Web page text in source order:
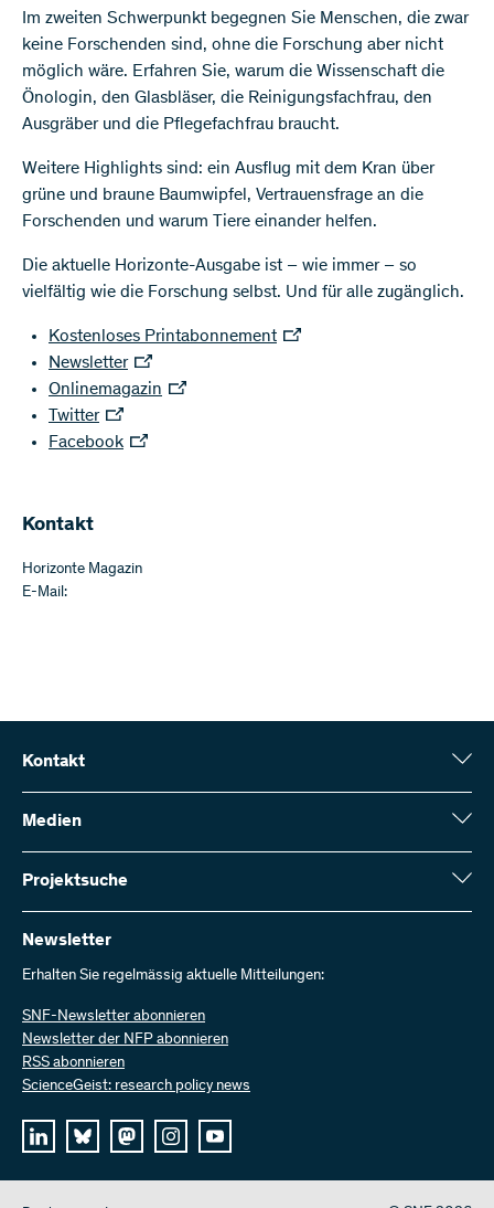
Im zweiten Schwerpunkt begegnen Sie Menschen, die zwar
keine Forschenden sind, ohne die Forschung aber nicht
möglich wäre. Erfahren Sie, warum die Wissenschaft die
Önologin, den Glasbläser, die Reinigungsfachfrau, den
Ausgräber und die Pflegefachfrau braucht.
Weitere Highlights sind: ein Ausflug mit dem Kran über
grüne und braune Baumwipfel, Vertrauensfrage an die
Forschenden und warum Tiere einander helfen.
Die aktuelle Horizonte-Ausgabe ist – wie immer – so
vielfältig wie die Forschung selbst. Und für alle zugänglich.
Kostenloses Printabonnement
Newsletter
Onlinemagazin
Twitter
Facebook
Kontakt
Horizonte Magazin
E-Mail:
Kontakt
Schweizerischer Nationalfonds (SNF)
Wildhainweg 3
Kontakt aufnehmen
Rechnung senden
Bei uns arbeiten
Offene Stellen
Medien
Medienauskünfte
Jahresbericht
Projektsuche
Hier finden Sie umfangreiche Informationen zu den vom SNF
bewilligten Forschungsprojekten und Förderbeiträgen:
Projektsuche
Newsletter
Erhalten Sie regelmässig aktuelle Mitteilungen:
SNF-Newsletter abonnieren
Newsletter der NFP abonnieren
RSS abonnieren
ScienceGeist: research policy news